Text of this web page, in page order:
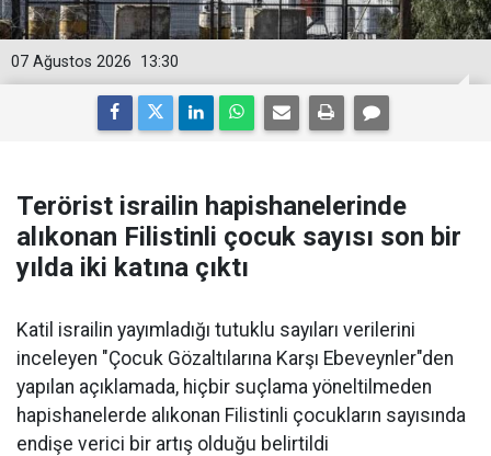
13:30
07 Ağustos 2026
Terörist israilin hapishanelerinde
alıkonan Filistinli çocuk sayısı son bir
yılda iki katına çıktı
Katil israilin yayımladığı tutuklu sayıları verilerini
inceleyen "Çocuk Gözaltılarına Karşı Ebeveynler"den
yapılan açıklamada, hiçbir suçlama yöneltilmeden
hapishanelerde alıkonan Filistinli çocukların sayısında
endişe verici bir artış olduğu belirtildi